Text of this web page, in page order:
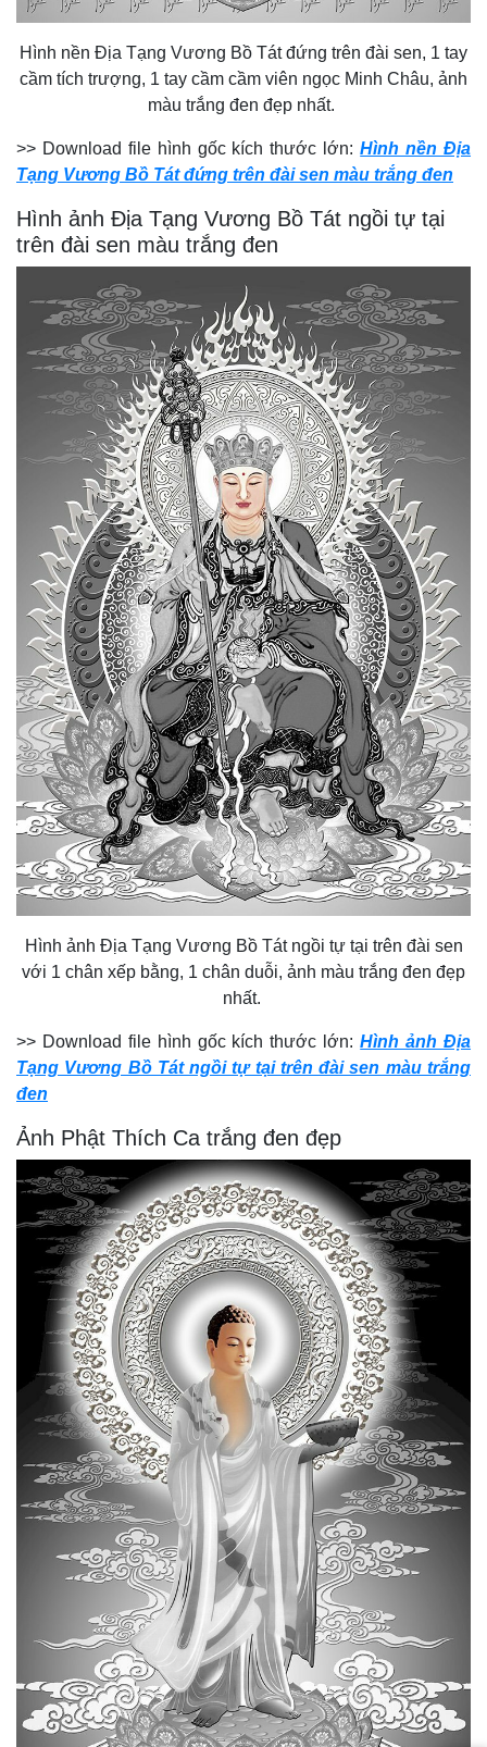
Hình nền Địa Tạng Vương Bồ Tát đứng trên đài sen, 1 tay
cầm tích trượng, 1 tay cầm cầm viên ngọc Minh Châu, ảnh
màu trắng đen đẹp nhất.
>> Download file hình gốc kích thước lớn:Hình nền Địa
Tạng Vương Bồ Tát đứng trên đài sen màu trắng đen
Hình ảnh Địa Tạng Vương Bồ Tát ngồi tự tại
trên đài sen màu trắng đen
Hình ảnh Địa Tạng Vương Bồ Tát ngồi tự tại trên đài sen
với 1 chân xếp bằng, 1 chân duỗi, ảnh màu trắng đen đẹp
nhất.
>> Download file hình gốc kích thước lớn:Hình ảnh Địa
Tạng Vương Bồ Tát ngồi tự tại trên đài sen màu trắng
đen
Ảnh Phật Thích Ca trắng đen đẹp